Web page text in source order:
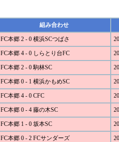
組み合わせ
FC本郷 2 - 0 横浜SCつばさ
FC本郷 4 - 0 しらとり台FC
FC本郷 2 - 0 駒林SC
FC本郷 0 - 1 横浜かもめSC
FC本郷 4 - 0 CFC
FC本郷 0 - 4 藤の木SC
FC本郷 1 - 0 坂本SC
FC本郷 0 - 2 FCサンダーズ